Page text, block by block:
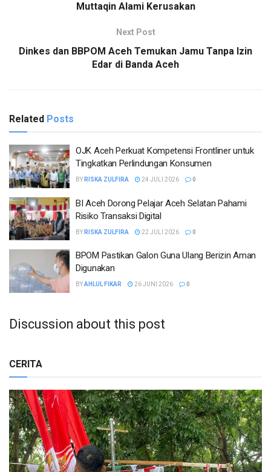
Muttaqin Alami Kerusakan
Next Post
Dinkes dan BBPOM Aceh Temukan Jamu Tanpa Izin
Edar di Banda Aceh
Related Posts
OJK Aceh Perkuat Kompetensi Frontliner untuk
Tingkatkan Perlindungan Konsumen
BY RISKA ZULFIRA 24 JULI 2026 0
BI Aceh Dorong Pelajar Aceh Selatan Pahami
Risiko Transaksi Digital
BY RISKA ZULFIRA 22 JULI 2026 0
BPOM Pastikan Galon Guna Ulang Berizin Aman
Digunakan
BYAHLUL FIKAR 26 JUNI 2026 0
Discussion about this post
CERITA